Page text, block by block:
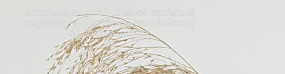
റോമിലെ പൊന്തിഫിക്കൽ അർബൻ
യൂണിവേഴ്സിറ്റിയുമായി അഫിലിയേറ്റ്
ചെയ്തിരിക്കുന്നു